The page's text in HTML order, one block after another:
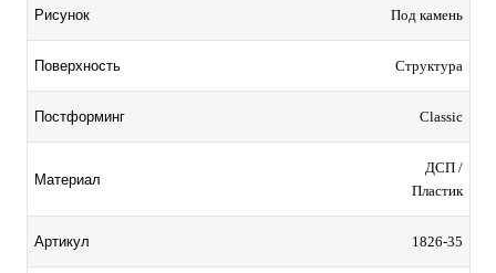
Рисунок Под камень
Поверхность Структура
Постформинг Classic
Материал
ДСП /
Пластик
Артикул 1826-35